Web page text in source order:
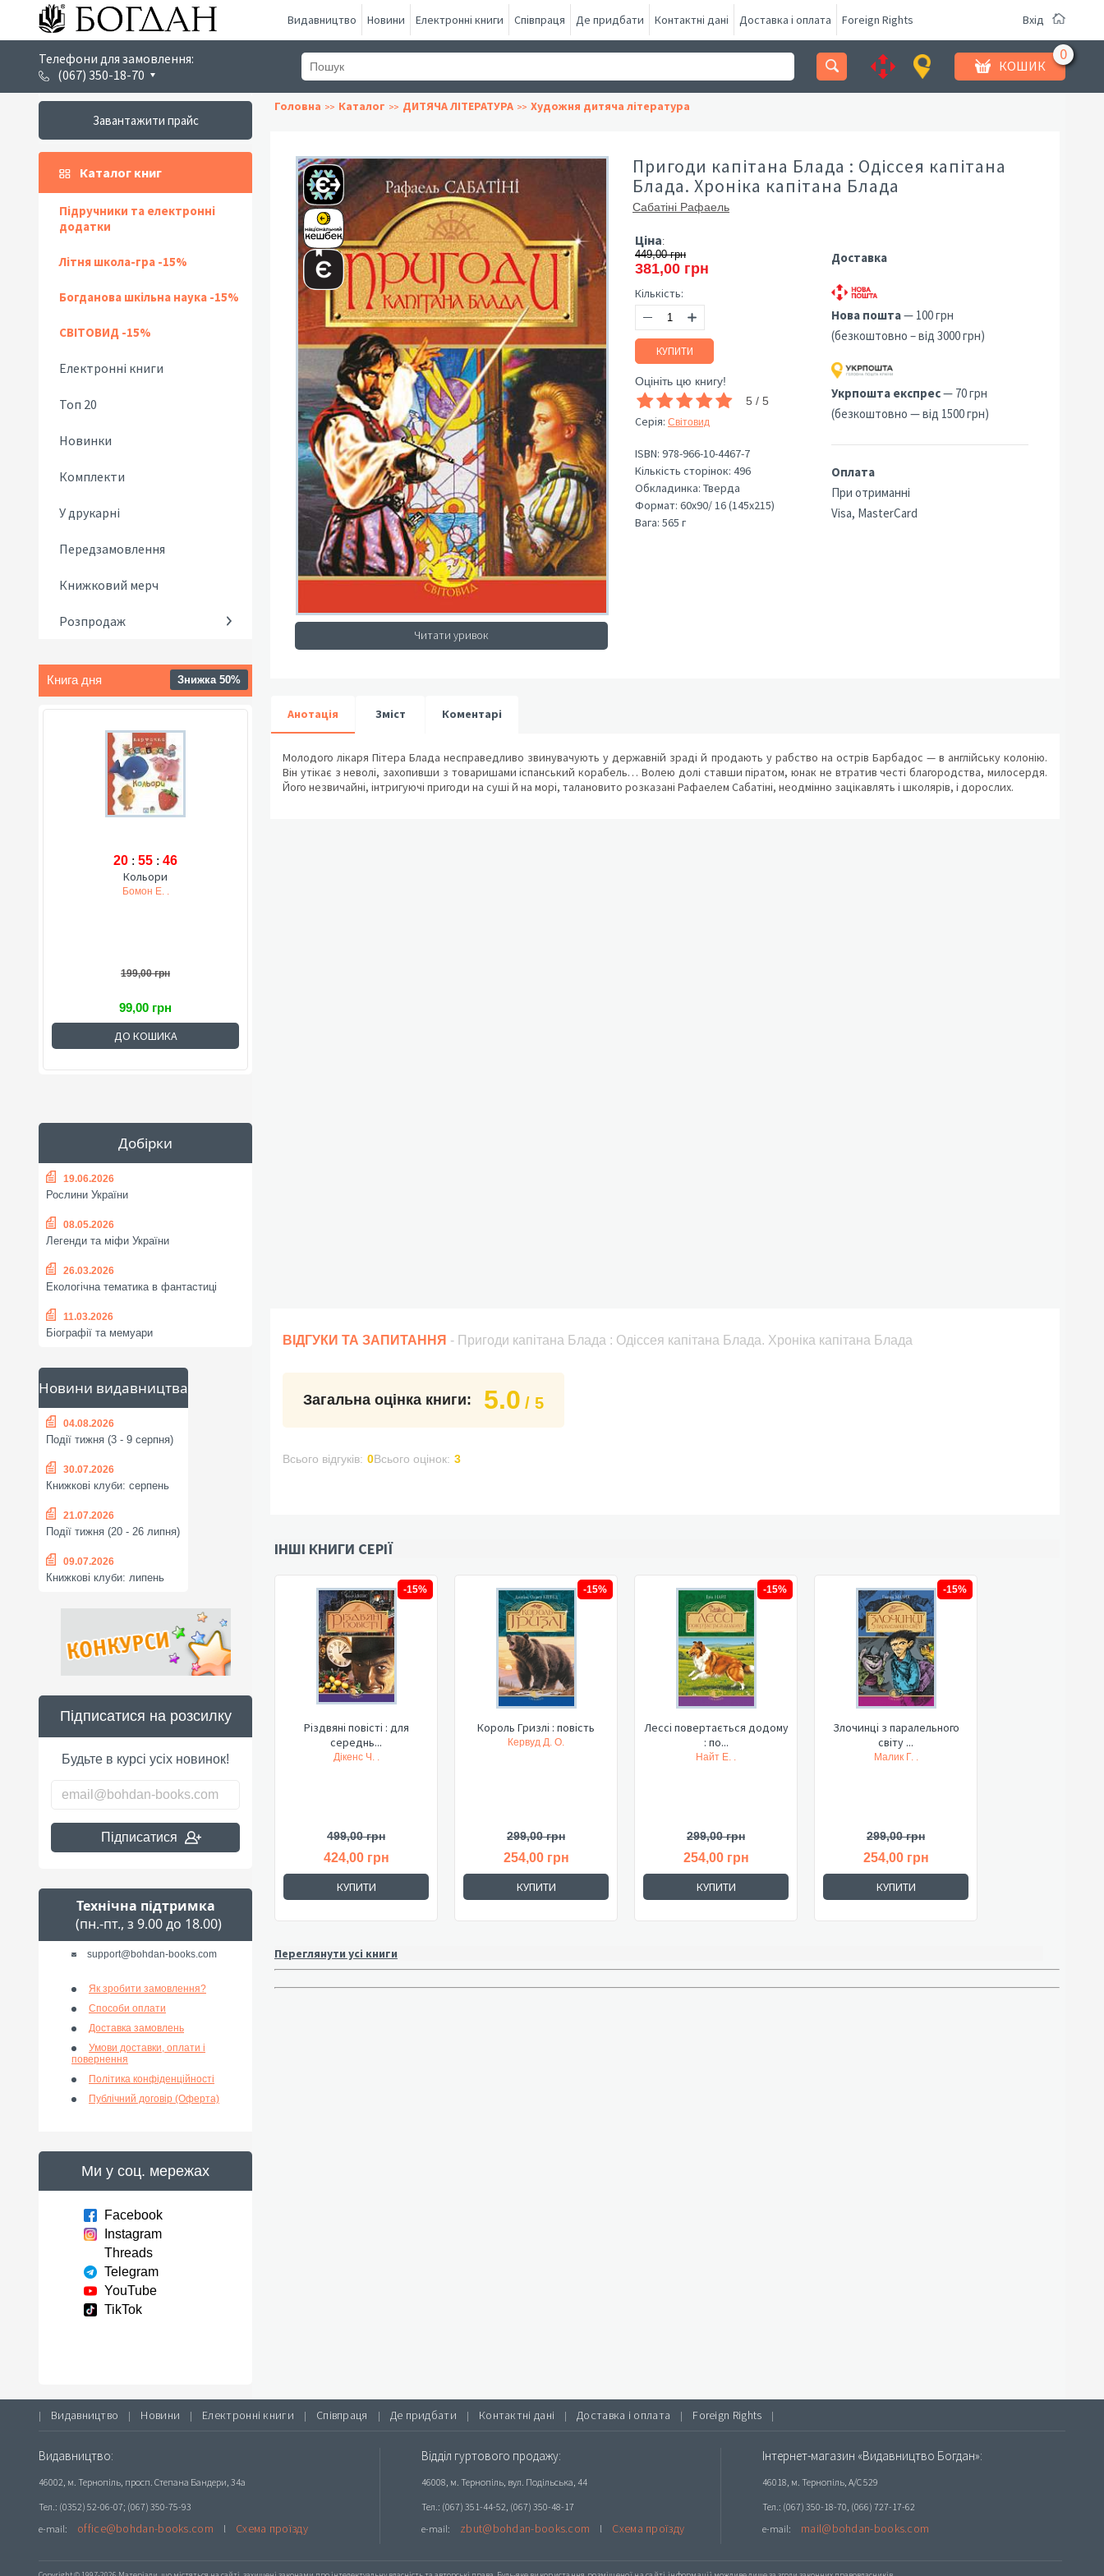
Видавництво Новини Електронні книги Співпраця Де придбати Контактні дані Доставка і оплата Foreign Rights Вхід
Телефони для замовлення:
(067) 350-18-70
КОШИК
Завантажити прайс
Каталог книг
Підручники та електронні
додатки
Літня школа-гра -15%
Богданова шкільна наука -15%
СВІТОВИД -15%
Електронні книги
Топ 20
Новинки
Комплекти
У друкарні
Передзамовлення
Книжковий мерч
Розпродаж
Книга дня Знижка 50%
20 : 55 : 45
Кольори
Бомон Е. .
199,00 грн
99,00 грн
ДО КОШИКА
Добірки
19.06.2026
Рослини України
08.05.2026
Легенди та міфи України
26.03.2026
Екологічна тематика в фантастиці
11.03.2026
Біографії та мемуари
Новини видавництва
04.08.2026
Події тижня (3 - 9 серпня)
30.07.2026
Книжкові клуби: серпень
21.07.2026
Події тижня (20 - 26 липня)
09.07.2026
Книжкові клуби: липень
Підписатися на розсилку
Будьте в курсі усіх новинок!
Підписатися
Технічна підтримка
(пн.-пт., з 9.00 до 18.00)
support@bohdan-books.com
Як зробити замовлення?
Способи оплати
Доставка замовлень
Умови доставки, оплати і
повернення
Політика конфіденційності
Публічний договір (Оферта)
Ми у соц. мережах
Facebook
Instagram
Threads
Telegram
YouTube
TikTok
Головна Каталог ДИТЯЧА ЛІТЕРАТУРА Художня дитяча література
Читати уривок
Пригоди капітана Блада : Одіссея капітана
Блада. Хроніка капітана Блада
Сабатіні Рафаель
Ціна:
449,00 грн
381,00 грн
Кількість:
КУПИТИ
Оцініть цю книгу!
5 / 5
Серія: Світовид
ISBN: 978-966-10-4467-7
Кількість сторінок: 496
Обкладинка: Тверда
Формат: 60х90/ 16 (145х215)
Вага: 565 г
Доставка
Нова пошта— 100 грн
(безкоштовно – від 3000 грн)
Укрпошта експрес— 70 грн
(безкоштовно — від 1500 грн)
Оплата
При отриманні
Visa, MasterCard
Анотація Зміст Коментарі
Молодого лікаря Пітера Блада несправедливо звинувачують у державній зраді й продають у рабство на острів Барбадос — в англійську колонію.
Він утікає з неволі, захопивши з товаришами іспанський корабель… Волею долі ставши піратом, юнак не втратив честі благородства, милосердя.
Його незвичайні, інтригуючі пригоди на суші й на морі, талановито розказані Рафаелем Сабатіні, неодмінно зацікавлять і школярів, і дорослих.
ВІДГУКИ ТА ЗАПИТАННЯ - Пригоди капітана Блада : Одіссея капітана Блада. Хроніка капітана Блада
Загальна оцінка книги: 5.0 / 5
Всього відгуків: 0Всього оцінок: 3
ІНШІ КНИГИ СЕРІЇ
-15%
Різдвяні повісті : для
середнь...
Дікенс Ч. .
499,00 грн
424,00 грн
КУПИТИ
-15%
Король Гризлі : повість
Кервуд Д. О.
299,00 грн
254,00 грн
КУПИТИ
-15%
Лессі повертається додому
: по...
Найт Е. .
299,00 грн
254,00 грн
КУПИТИ
-15%
Злочинці з паралельного
світу ...
Малик Г. .
299,00 грн
254,00 грн
КУПИТИ
Переглянути усі книги
| Видавництво | Новини | Електронні книги | Співпраця | Де придбати | Контактні дані | Доставка і оплата | Foreign Rights |
Видавництво:
46002, м. Тернопіль, просп. Степана Бандери, 34а
Тел.: (0352) 52-06-07; (067) 350-75-93
e-mail:
office@bohdan-books.com l Схема проїзду
Відділ гуртового продажу:
46008, м. Тернопіль, вул. Подільська, 44
Тел.: (067) 351-44-52, (067) 350-48-17
e-mail:
zbut@bohdan-books.com l Схема проїзду
Інтернет-магазин «Видавництво Богдан»:
46018, м. Тернопіль, А/С 529
Тел.: (067) 350-18-70, (066) 727-17-62
e-mail:
mail@bohdan-books.com